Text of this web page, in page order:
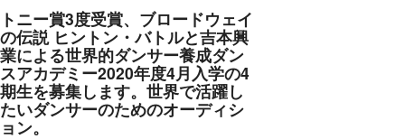
トニー賞3度受賞、ブロードウェイ
の伝説 ヒントン・バトルと吉本興
業による世界的ダンサー養成ダン
スアカデミー2020年度4月入学の4
期生を募集します。世界で活躍し
たいダンサーのためのオーディシ
ョン。